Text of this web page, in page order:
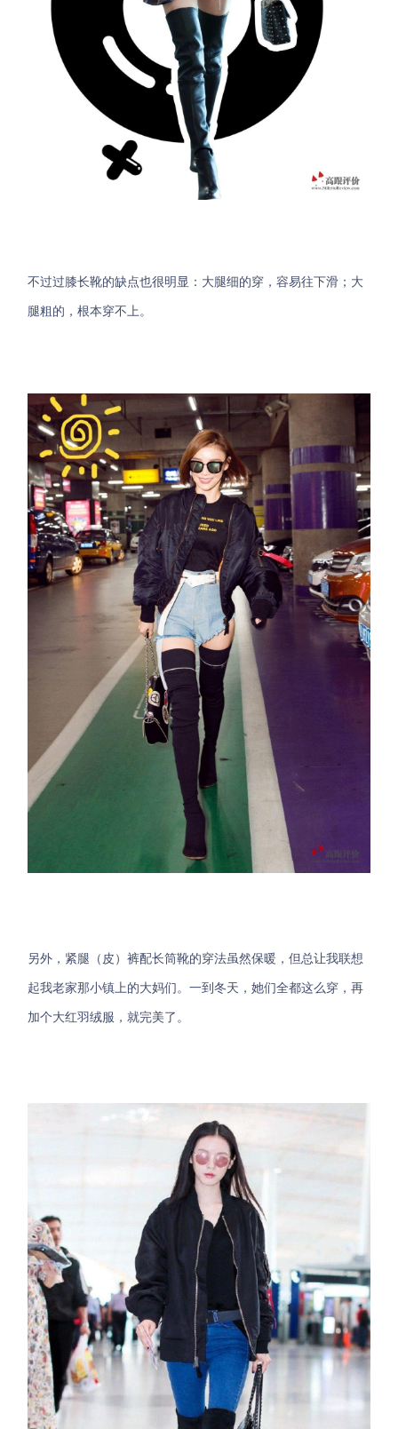
不过过膝长靴的缺点也很明显：大腿细的穿，容易往下滑；大
腿粗的，根本穿不上。
另外，紧腿（皮）裤配长筒靴的穿法虽然保暖，但总让我联想
起我老家那小镇上的大妈们。一到冬天，她们全都这么穿，再
加个大红羽绒服，就完美了。